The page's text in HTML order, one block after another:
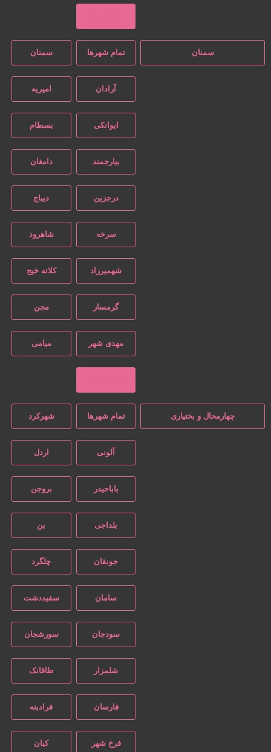
سمنان تمام شهر‌ها سمنان
آرادان امیریه
ایوانکی بسطام
بیارجمند دامغان
درجزین دیباج
سرخه شاهرود
شهمیرزاد کلاته خیج
گرمسار مجن
مهدی شهر میامی
چهارمحال و بختیاری تمام شهر‌ها شهرکرد
آلونی
باباحیدر بروجن
بلداجی
جونقان چلگرد
سامان سفیددشت
سودجان سورشجان
شلمزار طاقانک
فارسان فرادبنه
فرخ شهر کیان